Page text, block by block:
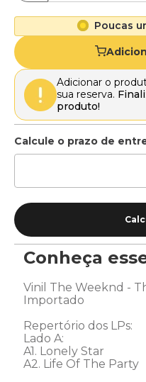
Poucas
Adicionar o
sua reserva.
produto!
Conheça
Vinil The Weeknd -
Importado
Repertório dos LPs:
Lado A:
A1. Lonely Star
A2. Life Of The Party